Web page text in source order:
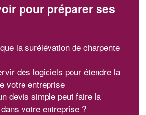
pour préparer ses
la surélévation de charpente
des logiciels pour étendre la
votre entreprise
devis simple peut faire la
votre entreprise ?